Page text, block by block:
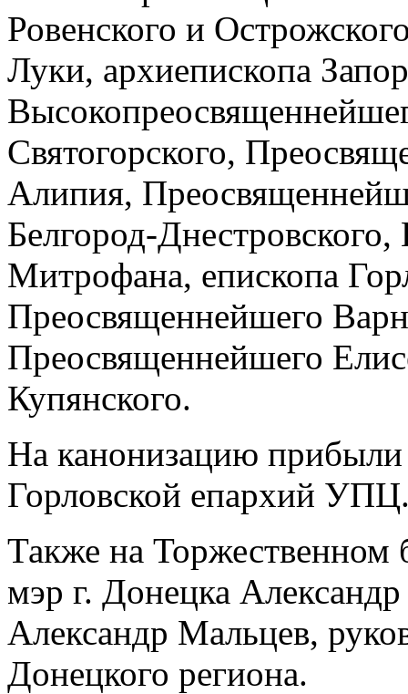
Ровенского и
Луки, архиепископа
Святогорского,
Алипия,
Белгород-
Митрофана, епископа
Преосвященнейшего
Преосвященнейшего
Купянского.
На канонизацию
Горловской епархий
Также на Торжественном
мэр г. Донецка
Александр Мальцев,
Донецкого региона.